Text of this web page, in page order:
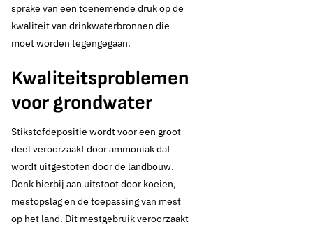
28 april 2025
sprake van een toenemende druk op de
kwaliteit van drinkwaterbronnen die
moet worden tegengegaan.
Kwaliteitsproblemen
voor grondwater
Stikstofdepositie wordt voor een groot
deel veroorzaakt door ammoniak dat
wordt uitgestoten door de landbouw.
Denk hierbij aan uitstoot door koeien,
mestopslag en de toepassing van mest
op het land. Dit mestgebruik veroorzaakt